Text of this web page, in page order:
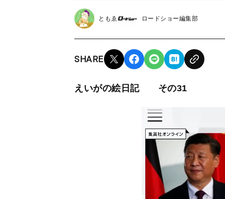
ともゑ ロードショー編集部
SHARE
えいがの絵日記 その31